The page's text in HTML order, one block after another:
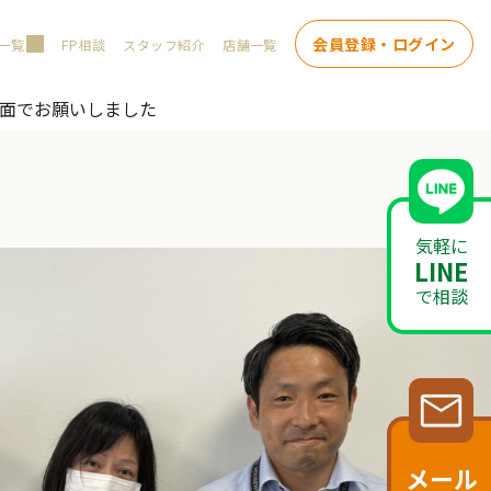
覧 FP相談 スタッフ紹介 店舗一覧 会員登録・ログイン
でお願いしました
気軽に
LINE
で相談
メール